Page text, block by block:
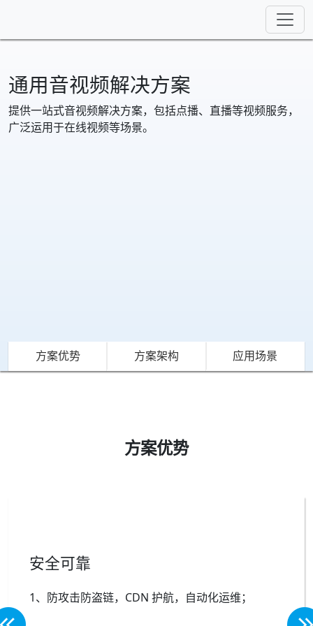
通用音视频解决方案
提供一站式音视频解决方案，包括点播、直播等视频服务，
广泛运用于在线视频等场景。
方案优势 方案架构 应用场景
方案优势
安全可靠
1、防攻击防盗链，CDN 护航，自动化运维；